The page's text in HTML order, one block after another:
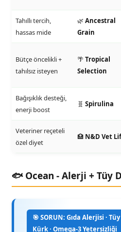
Tahıllı tercih,
hassas mide
🌿Ancestral
Grain
Bütçe öncelikli +
tahılsız isteyen
🌴 Tropical
Selection
Bağışıklık desteği,
enerji boost
🧬 Spirulina
Veteriner reçeteli
özel diyet
🏥 N&D Vet
🐟 Ocean - Alerji + Tüy
🎯 SORUN: Gıda Alerjisi ·
Kürk · Omega-3 Yetersizliği